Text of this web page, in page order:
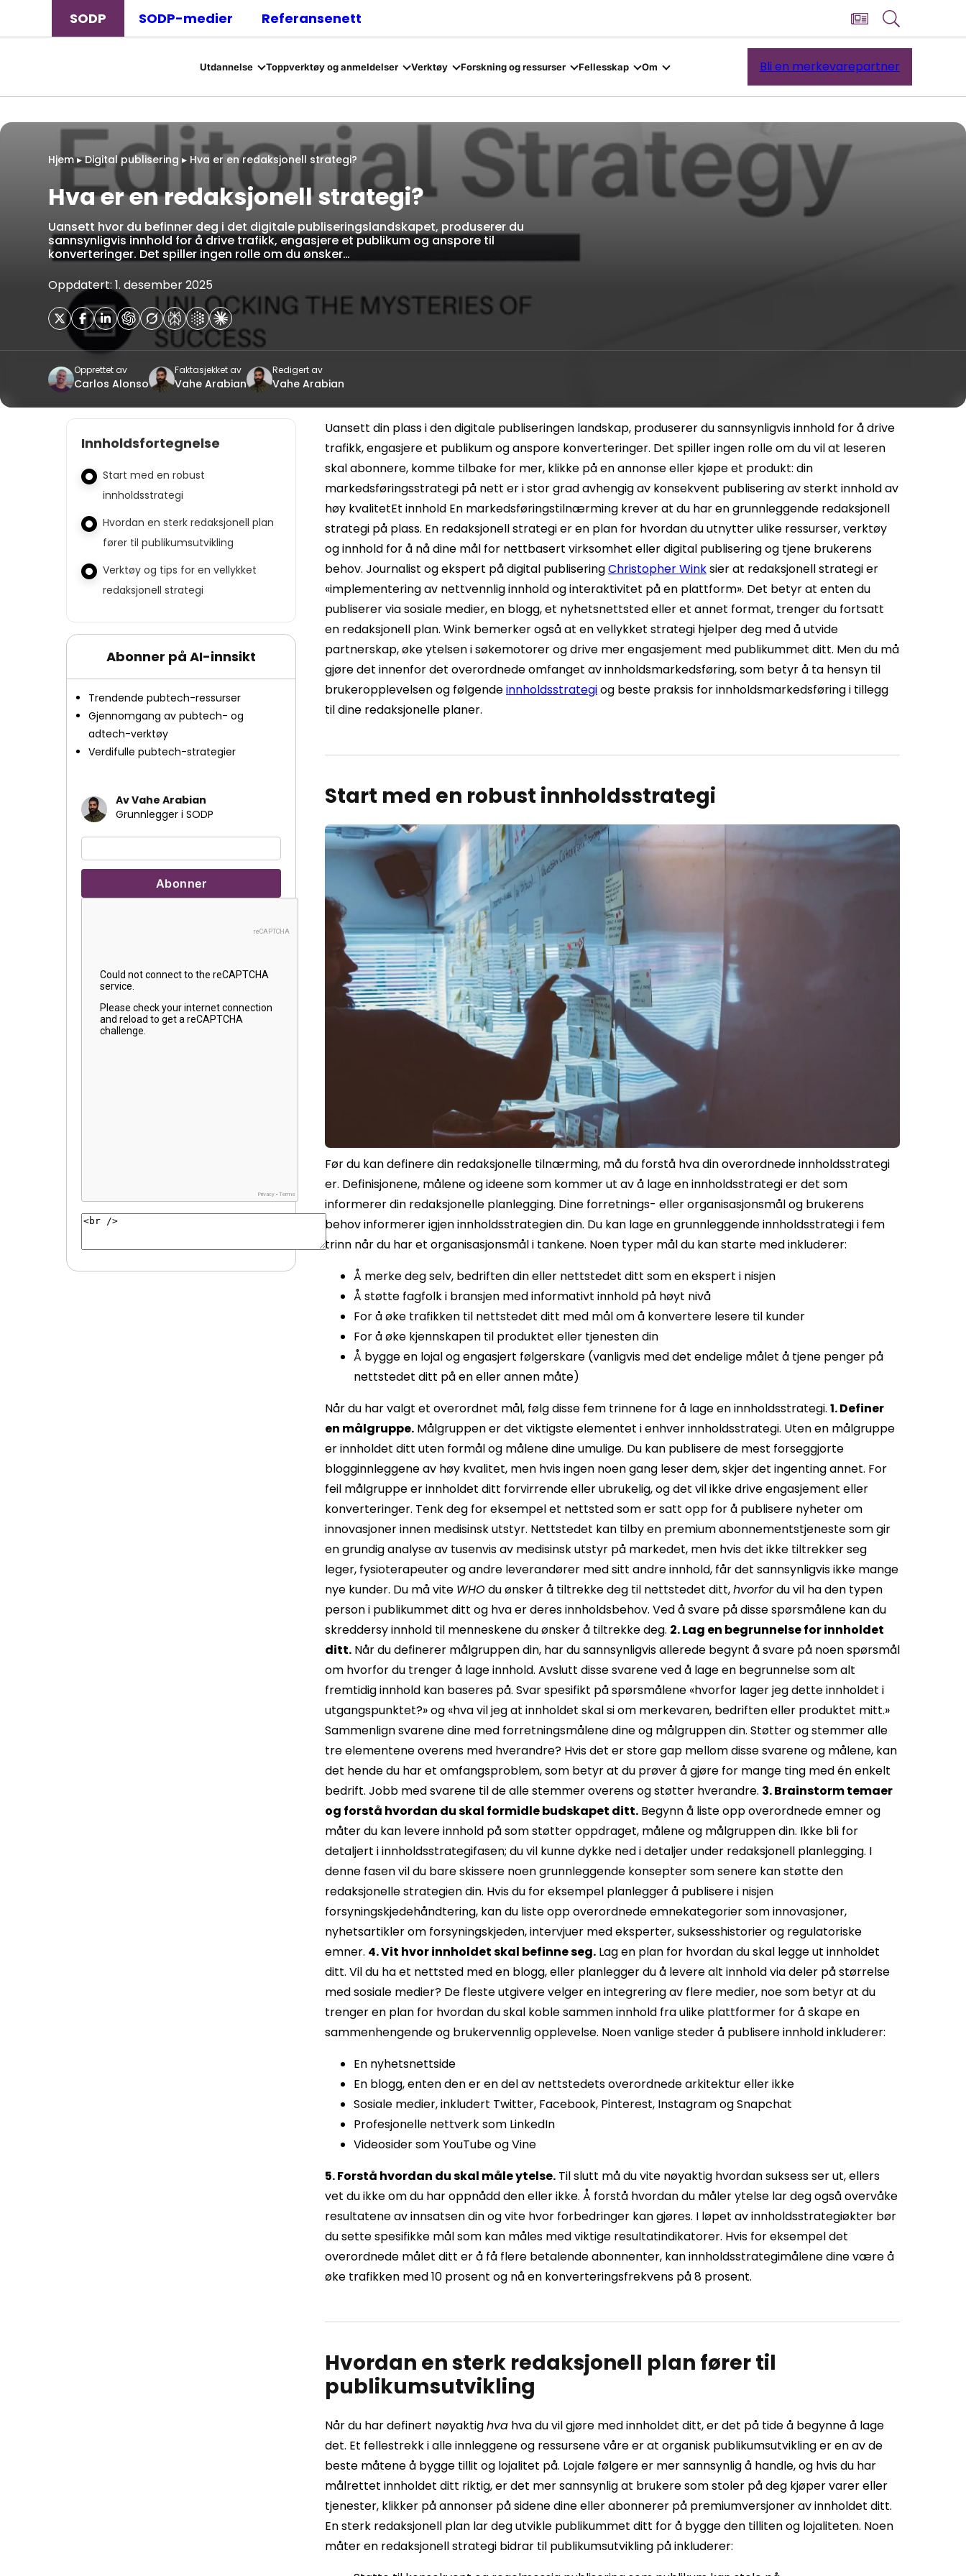
SODP SODP-medier Referansenett
Utdannelse Toppverktøy og anmeldelser Verktøy Forskning og ressurser Fellesskap Om Bli en merkevarepartner
Hjem▸Digital publisering ▸ Hva er en redaksjonell strategi?
Hva er en redaksjonell strategi?
Uansett hvor du befinner deg i det digitale publiseringslandskapet, produserer du
sannsynligvis innhold for å drive trafikk, engasjere et publikum og anspore til
konverteringer. Det spiller ingen rolle om du ønsker…
Oppdatert: 1. desember 2025
Opprettet av
Carlos Alonso
Faktasjekket av
Vahe Arabian
Redigert av
Vahe Arabian
Innholdsfortegnelse
Start med en robust
innholdsstrategi
Hvordan en sterk redaksjonell plan
fører til publikumsutvikling
Verktøy og tips for en vellykket
redaksjonell strategi
Abonner på AI-innsikt
Trendende pubtech-ressurser
Gjennomgang av pubtech- og
adtech-verktøy
Verdifulle pubtech-strategier
Av Vahe Arabian
Grunnlegger i SODP
Uansett din plass i den digitale publiseringen landskap, produserer du sannsynligvis innhold for å drive
trafikk, engasjere et publikum og anspore konverteringer. Det spiller ingen rolle om du vil at leseren
skal abonnere, komme tilbake for mer, klikke på en annonse eller kjøpe et produkt: din
markedsføringsstrategi på nett er i stor grad avhengig av konsekvent publisering av sterkt innhold av
høy kvalitetEt innhold En markedsføringstilnærming krever at du har en grunnleggende redaksjonell
strategi på plass. En redaksjonell strategi er en plan for hvordan du utnytter ulike ressurser, verktøy
og innhold for å nå dine mål for nettbasert virksomhet eller digital publiseringog tjene brukerens
behov. Journalist og ekspert på digital publiseringChristopher Winksier at redaksjonell strategi er
«implementering av nettvennlig innhold og interaktivitet på en plattform». Det betyr at enten du
publiserer via sosiale medier, en blogg, et nyhetsnettsted eller et annet format, trenger du fortsatt
en redaksjonell plan. Wink bemerker også at en vellykket strategi hjelper deg med å utvide
partnerskap, øke ytelsen i søkemotorer og drive mer engasjement med publikummet ditt. Men du må
gjøre det innenfor det overordnede omfanget av innholdsmarkedsføring, som betyr å ta hensyn til
brukeropplevelsenog følgendeinnholdsstrategiog beste praksis for innholdsmarkedsføring i tillegg
til dine redaksjonelle planer.
Start med en robust innholdsstrategi
Før du kan definere din redaksjonelle tilnærming, må du forstå hva din overordnede innholdsstrategi
er. Definisjonene, målene og ideene som kommer ut av å lage en innholdsstrategi er det som
informerer din redaksjonelle planlegging. Dine forretnings- eller organisasjonsmål og brukerens
behov informerer igjen innholdsstrategien din. Du kan lage en grunnleggende innholdsstrategi i fem
trinn når du har et organisasjonsmål i tankene. Noen typer mål du kan starte med inkluderer:
Å merke deg selv, bedriften din eller nettstedet ditt som en ekspert i nisjen
Å støtte fagfolk i bransjen med informativt innhold på høyt nivå
For å øke trafikken til nettstedet ditt med mål om å konvertere lesere til kunder
For å øke kjennskapen til produktet eller tjenesten din
Å bygge en lojal og engasjert følgerskare (vanligvis med det endelige målet å tjene penger på
nettstedet ditt på en eller annen måte)
Når du har valgt et overordnet mål, følg disse fem trinnene for å lage en innholdsstrategi. 1. Definer
en målgruppe. Målgruppen er det viktigste elementet i enhver innholdsstrategi. Uten en målgruppe
er innholdet ditt uten formål og målene dine umulige. Du kan publisere de mest forseggjorte
blogginnleggene av høy kvalitet, men hvis ingen noen gang leser dem, skjer det ingenting annet. For
feil målgruppe er innholdet ditt forvirrende eller ubrukelig, og det vil ikke drive engasjement eller
konverteringer. Tenk deg for eksempel et nettsted som er satt opp for å publisere nyheter om
innovasjoner innen medisinsk utstyr. Nettstedet kan tilby en premium abonnementstjeneste som gir
en grundig analyse av tusenvis av medisinsk utstyr på markedet, men hvis det ikke tiltrekker seg
leger, fysioterapeuter og andre leverandører med sitt andre innhold, får det sannsynligvis ikke mange
nye kunder. Du må vite WHO du ønsker å tiltrekke deg til nettstedet ditt,hvorfordu vil ha den typen
person i publikummet ditt og hva er deres innholdsbehov. Ved å svare på disse spørsmålene kan du
skreddersy innhold til menneskene du ønsker å tiltrekke deg. 2. Lag en begrunnelse for innholdet
ditt. Når du definerer målgruppen din, har du sannsynligvis allerede begynt å svare på noen spørsmål
om hvorfor du trenger å lage innhold. Avslutt disse svarene ved å lage en begrunnelse som alt
fremtidig innhold kan baseres på. Svar spesifikt på spørsmålene «hvorfor lager jeg dette innholdet i
utgangspunktet?» og «hva vil jeg at innholdet skal si om merkevaren, bedriften eller produktet mitt.»
Sammenlign svarene dine med forretningsmålene dine og målgruppen din. Støtter og stemmer alle
tre elementene overens med hverandre? Hvis det er store gap mellom disse svarene og målene, kan
det hende du har et omfangsproblem, som betyr at du prøver å gjøre for mange ting med én enkelt
bedrift. Jobb med svarene til de alle stemmer overens og støtter hverandre. 3. Brainstorm temaer
og forstå hvordan du skal formidle budskapet ditt. Begynn å liste opp overordnede emner og
måter du kan levere innhold på som støtter oppdraget, målene og målgruppen din. Ikke bli for
detaljert i innholdsstrategifasen; du vil kunne dykke ned i detaljer under redaksjonell planlegging. I
denne fasen vil du bare skissere noen grunnleggende konsepter som senere kan støtte den
redaksjonelle strategien din. Hvis du for eksempel planlegger å publisere i nisjen
forsyningskjedehåndtering, kan du liste opp overordnede emnekategorier som innovasjoner,
nyhetsartikler om forsyningskjeden, intervjuer med eksperter, suksesshistorier og regulatoriske
emner. 4. Vit hvor innholdet skal befinne seg. Lag en plan for hvordan du skal legge ut innholdet
ditt. Vil du ha et nettsted med en blogg, eller planlegger du å levere alt innhold via deler på størrelse
med sosiale medier? De fleste utgivere velger en integrering av flere medier, noe som betyr at du
trenger en plan for hvordan du skal koble sammen innhold fra ulike plattformer for å skape en
sammenhengende og brukervennlig opplevelse. Noen vanlige steder å publisere innhold inkluderer:
En nyhetsnettside
En blogg, enten den er en del av nettstedets overordnede arkitektur eller ikke
Sosiale medier, inkludert Twitter, Facebook, Pinterest, Instagram og Snapchat
Profesjonelle nettverk som LinkedIn
Videosider som YouTube og Vine
5. Forstå hvordan du skal måle ytelse. Til slutt må du vite nøyaktig hvordan suksess ser ut, ellers
vet du ikke om du har oppnådd den eller ikke. Å forstå hvordan du måler ytelse lar deg også overvåke
resultatene av innsatsen din og vite hvor forbedringer kan gjøres. I løpet av innholdsstrategiøkter bør
du sette spesifikke mål som kan måles med viktige resultatindikatorer. Hvis for eksempel det
overordnede målet ditt er å få flere betalende abonnenter, kan innholdsstrategimålene dine være å
øke trafikken med 10 prosent og nå en konverteringsfrekvens på 8 prosent.
Hvordan en sterk redaksjonell plan fører til
publikumsutvikling
Når du har definert nøyaktighva hva du vil gjøre med innholdet ditt, er det på tide å begynne å lage
det. Et fellestrekk i alle innleggene og ressursene våre er at organisk publikumsutvikling er en av de
beste måtene å bygge tillit og lojalitet på. Lojale følgere er mer sannsynlig å handle, og hvis du har
målrettet innholdet ditt riktig, er det mer sannsynlig at brukere som stoler på deg kjøper varer eller
tjenester, klikker på annonser på sidene dine eller abonnerer på premiumversjoner av innholdet ditt.
En sterk redaksjonell plan lar deg utvikle publikummet ditt for å bygge den tilliten og lojaliteten. Noen
måter en redaksjonell strategi bidrar til publikumsutvikling på inkluderer: